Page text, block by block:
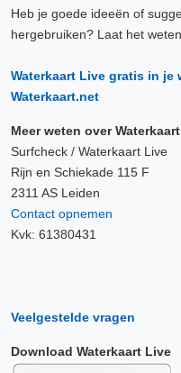
Heb je goede ideeën of
hergebruiken? Laat het weten,
Waterkaart Live gratis in je
Waterkaart.net
Meer weten over
Surfcheck / Waterkaart Live
Rijn en Schiekade 115 F
2311 AS Leiden
Contact opnemen
Kvk: 61380431
Veelgestelde vragen
Download Waterkaart Live